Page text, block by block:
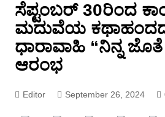
ಸೆಪ್ಟಂಬರ್ 30ರಿಂದ
ಮದುವೆಯ
ಧಾರಾವಾಹಿ “ನಿನ್ನ ಜೊತೆ
ಆರಂಭ
Editor September 26, 2024